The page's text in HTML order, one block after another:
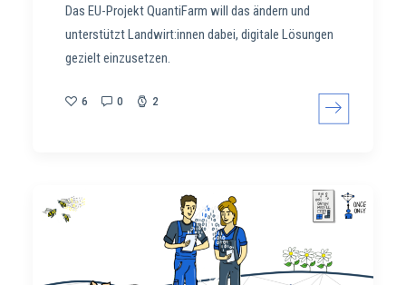
Das EU-Projekt QuantiFarm will das ändern und
unterstützt Landwirt:innen dabei, digitale Lösungen
gezielt einzusetzen.
6 0 2